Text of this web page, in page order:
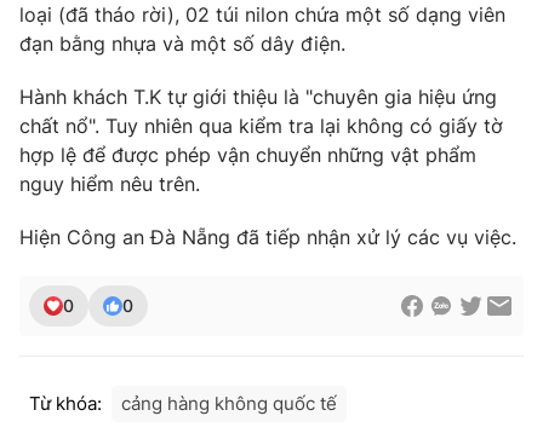
Ðiện thoại Thời báo VTV:024.66 897 897
Email:toasoan@vtv.vn
® Cấm sao chép dưới mọi hình thức nếu không có sự chấp
loại (đã tháo rời), 02 túi nilon chứa một số dạng viên
đạn bằng nhựa và một số dây điện.
Hành khách T.K tự giới thiệu là "chuyên gia hiệu ứng
chất nổ". Tuy nhiên qua kiểm tra lại không có giấy tờ
hợp lệ để được phép vận chuyển những vật phẩm
nguy hiểm nêu trên.
Hiện Công an Đà Nẵng đã tiếp nhận xử lý các vụ việc.
0 0
Từ khóa: cảng hàng không quốc tế